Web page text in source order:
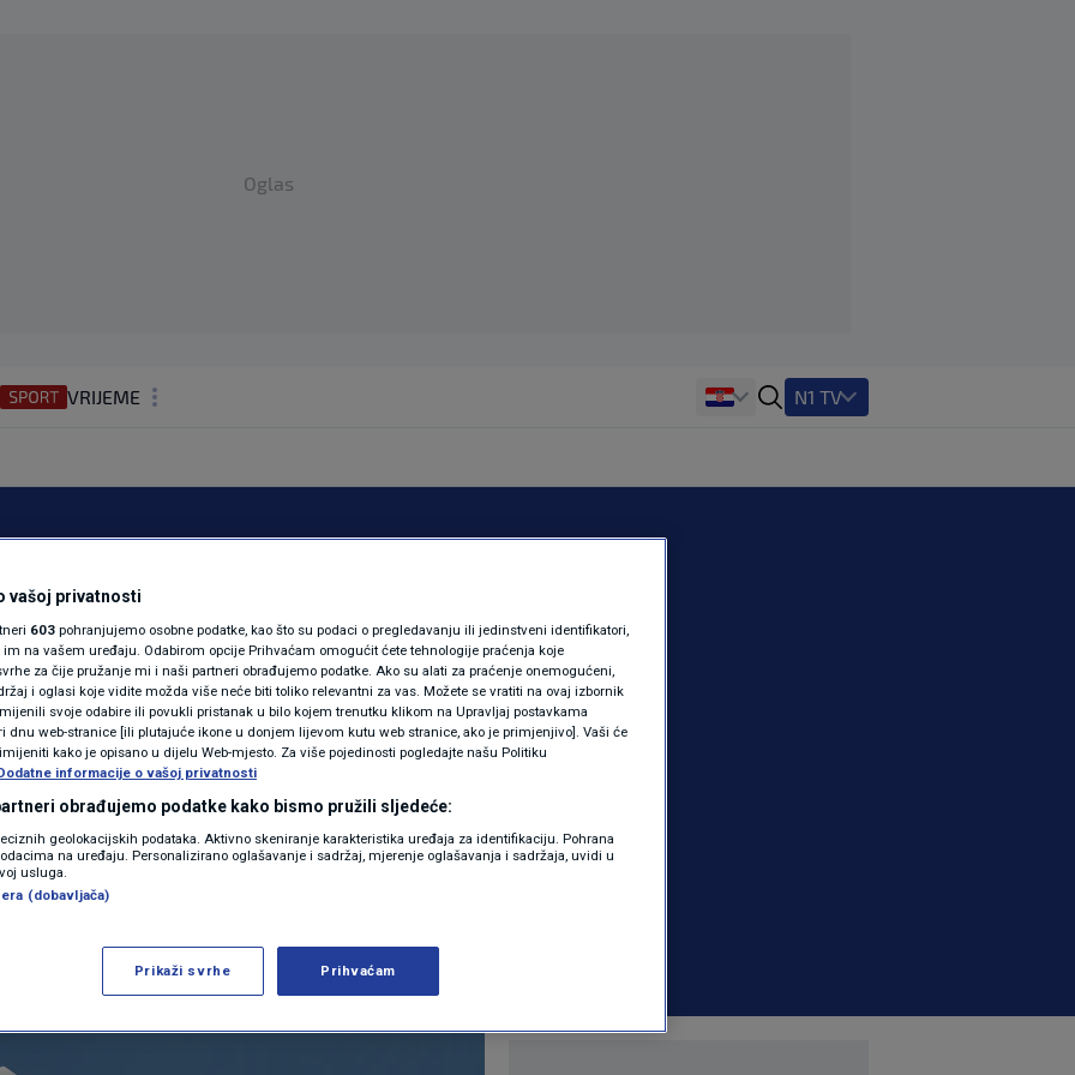
Oglas
VRIJEME
REGIJA
MAGAZIN
KOLUMNE
N1(DIS)INFO
KLIMATSKE PROMJENE
FOTO
VIDEO
N1 TV
odluku za više
Udruga:
živjeti"
VIJESTI | 0 komentara
Više
vašoj privatnosti
603 pohranjujemo osobne podatke, kao što su podaci o pregledavanju ili jedinstveni identifikatori,
na vašem uređaju. Odabirom opcije Prihvaćam omogućit ćete tehnologije praćenja koje
za čije pružanje mi i naši partneri obrađujemo podatke. Ako su alati za praćenje onemogućeni,
i oglasi koje vidite možda više neće biti toliko relevantni za vas. Možete se vratiti na ovaj izbornik
svoje odabire ili povukli pristanak u bilo kojem trenutku klikom na Upravljaj postavkama
dnu web-stranice [ili plutajuće ikone u donjem lijevom kutu web stranice, ako je primjenjivo]. Vaši će
kako je opisano u dijelu Web-mjesto. Za više pojedinosti pogledajte našu Politiku
informacije o vašoj privatnosti
obrađujemo podatke kako bismo pružili sljedeće:
geolokacijskih podataka. Aktivno skeniranje karakteristika uređaja za identifikaciju. Pohrana
na uređaju. Personalizirano oglašavanje i sadržaj, mjerenje oglašavanja i sadržaja, uvidi u
usluga.
(dobavljača)
Prikaži svrhe Prihvaćam